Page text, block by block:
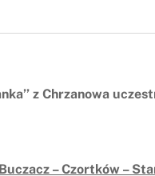
z Chrzanowa
– Czortków –